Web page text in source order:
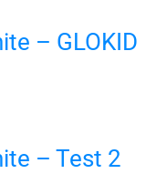
– GLOKID
– Test 2